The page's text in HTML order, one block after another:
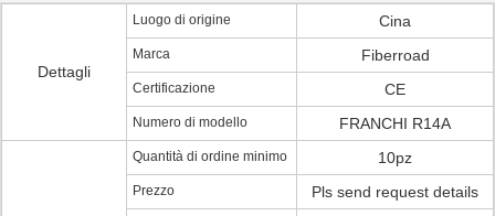
Dettagli
Luogo di origine Cina
Marca Fiberroad
Certificazione CE
Numero di modello FRANCHI R14A
Quantità di ordine minimo 10pz
Prezzo Pls send request details